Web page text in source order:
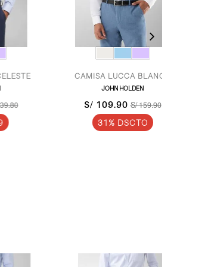
CAMISA LUCCA BLANCO
JOHN HOLDEN
S/ 109.90 S/ 159.90
31% DSCTO